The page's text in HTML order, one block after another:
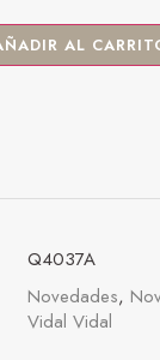
AL
Q4037A
Novedades,
Vidal Vidal